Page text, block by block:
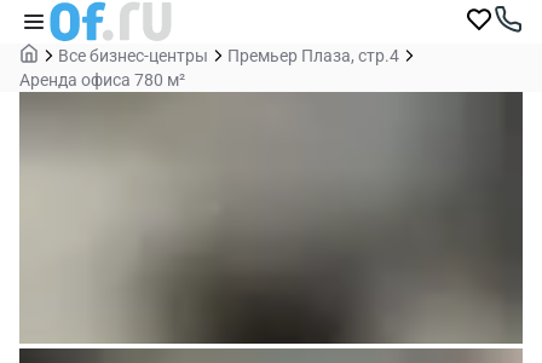
Все бизнес-центры
Премьер Плаза, стр.4
Аренда офиса 780 м²